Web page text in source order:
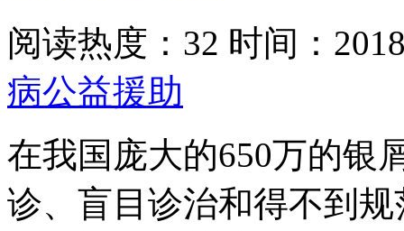
阅读热度：32 时间：
病公益援助
在我国庞大的650万的银
诊、盲目诊治和得不到